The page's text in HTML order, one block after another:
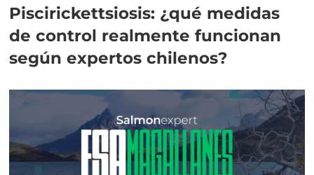
Piscirickettsiosis: ¿qué medidas
de control realmente funcionan
según expertos chilenos?